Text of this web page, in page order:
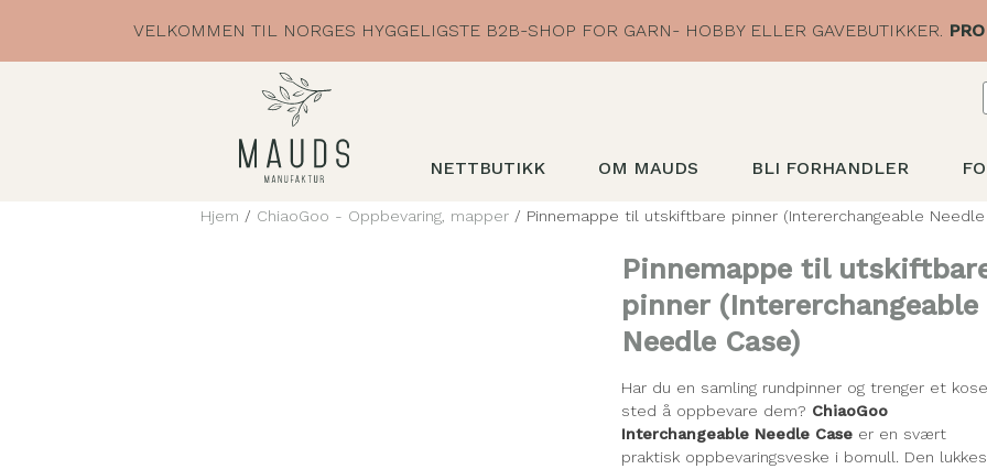
content
VELKOMMEN TIL NORGES HYGGELIGSTE B2B-SHOP FOR GARN- HOBBY ELLER GAVEBUTIKKER.
NETTBUTIKK OM MAUDS BLI FORHANDLER
Hjem / ChiaoGoo - Oppbevaring, mapper / Pinnemappe til utskiftbare pinner (Intererchangeable Needle
Pinnemappe til
pinner (Intererchangeable
Needle Case)
Har du en samling rundpinner og trenger et
sted å oppbevare dem? ChiaoGoo
Interchangeable Needle Case er en svært
praktisk oppbevaringsveske i bomull. Den lukkes